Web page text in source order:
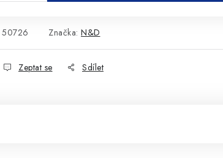
50726 Značka: N&D
Zeptat se Sdílet